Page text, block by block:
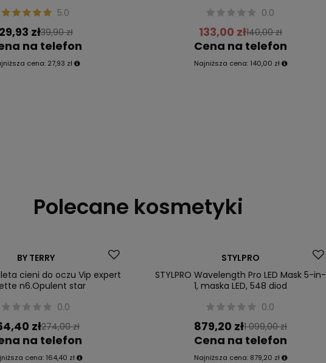
5.0
29,93 zł39,90 zł
na telefon
cena: 27,93 zł
0.0
133,00 zł140,00 zł
Cena na telefon
Najniższa cena: 140,00 zł
Polecane kosmetyki
BY TERRY
cieni do oczu Vip expert
n6.Opulent star
0.0
zł274,00 zł
na telefon
cena: 164,40 zł
STYLPRO
STYLPRO Wavelength Pro LED Mask 5-in-
1, maska LED, 548 diod
0.0
879,20 zł1 099,00 zł
Cena na telefon
Najniższa cena: 879,20 zł